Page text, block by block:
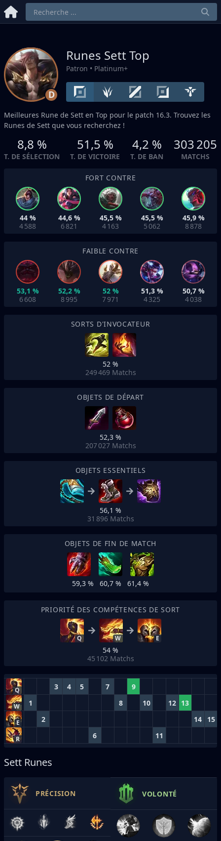
D
Runes SettTop
Patron • Platinum+
Meilleures Rune de Sett en Top pour le patch 16.3. Trouvez les
Runes de Sett que vous recherchez !
8,8 %
T. DE SÉLECTION
51,5 %
T. DE VICTOIRE
4,2 %
T. DE BAN
303 205
MATCHS
FORT CONTRE
44 %
4 588
44,6 %
6 821
45,5 %
4 163
45,5 %
5 062
45,9 %
8 878
FAIBLE CONTRE
53,1 %
6 608
52,2 %
8 995
52 %
7 971
51,3 %
4 325
50,7 %
4 038
SORTS D'INVOCATEUR
52 %
249 469 Matchs
OBJETS DE DÉPART
52,3 %
207 027 Matchs
OBJETS ESSENTIELS
56,1 %
31 896 Matchs
OBJETS DE FIN DE MATCH
59,3 % 60,7 % 61,4 %
PRIORITÉ DES COMPÉTENCES DE SORT
Q W E
54 %
45 102 Matchs
Q 3 4 5 7 9
W 1 8 10 12 13
E 2 14 15
R 6 11
Sett Runes
PRÉCISION VOLONTÉ